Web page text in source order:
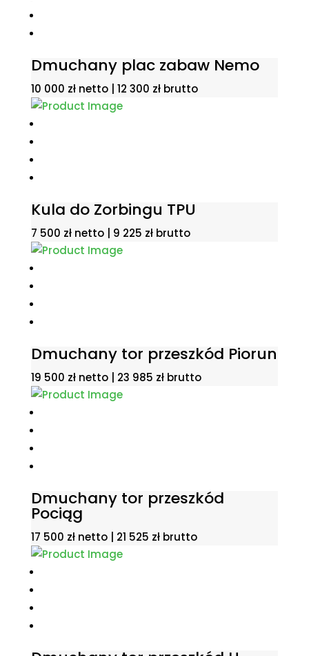
Dmuchany plac zabaw Nemo
10 000 zł netto | 12 300 złbrutto
Kula do Zorbingu TPU
7 500 zł netto | 9 225 złbrutto
Dmuchany tor przeszkód Piorun
19 500 zł netto | 23 985 złbrutto
Dmuchany tor przeszkód
Pociąg
17 500 zł netto | 21 525 złbrutto